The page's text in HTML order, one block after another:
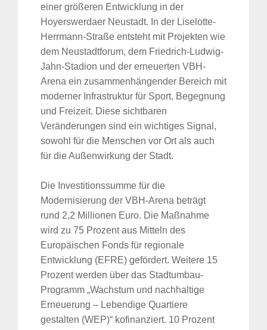
einer größeren Entwicklung in der
Hoyerswerdaer Neustadt. In der Liselotte-
Herrmann-Straße entsteht mit Projekten wie
dem Neustadtforum, dem Friedrich-Ludwig-
Jahn-Stadion und der erneuerten VBH-
Arena ein zusammenhängender Bereich mit
moderner Infrastruktur für Sport, Begegnung
und Freizeit. Diese sichtbaren
Veränderungen sind ein wichtiges Signal,
sowohl für die Menschen vor Ort als auch
für die Außenwirkung der Stadt.
Die Investitionssumme für die
Modernisierung der VBH-Arena beträgt
rund 2,2 Millionen Euro. Die Maßnahme
wird zu 75 Prozent aus Mitteln des
Europäischen Fonds für regionale
Entwicklung (EFRE) gefördert. Weitere 15
Prozent werden über das Stadtumbau-
Programm „Wachstum und nachhaltige
Erneuerung – Lebendige Quartiere
gestalten (WEP)“ kofinanziert. 10 Prozent